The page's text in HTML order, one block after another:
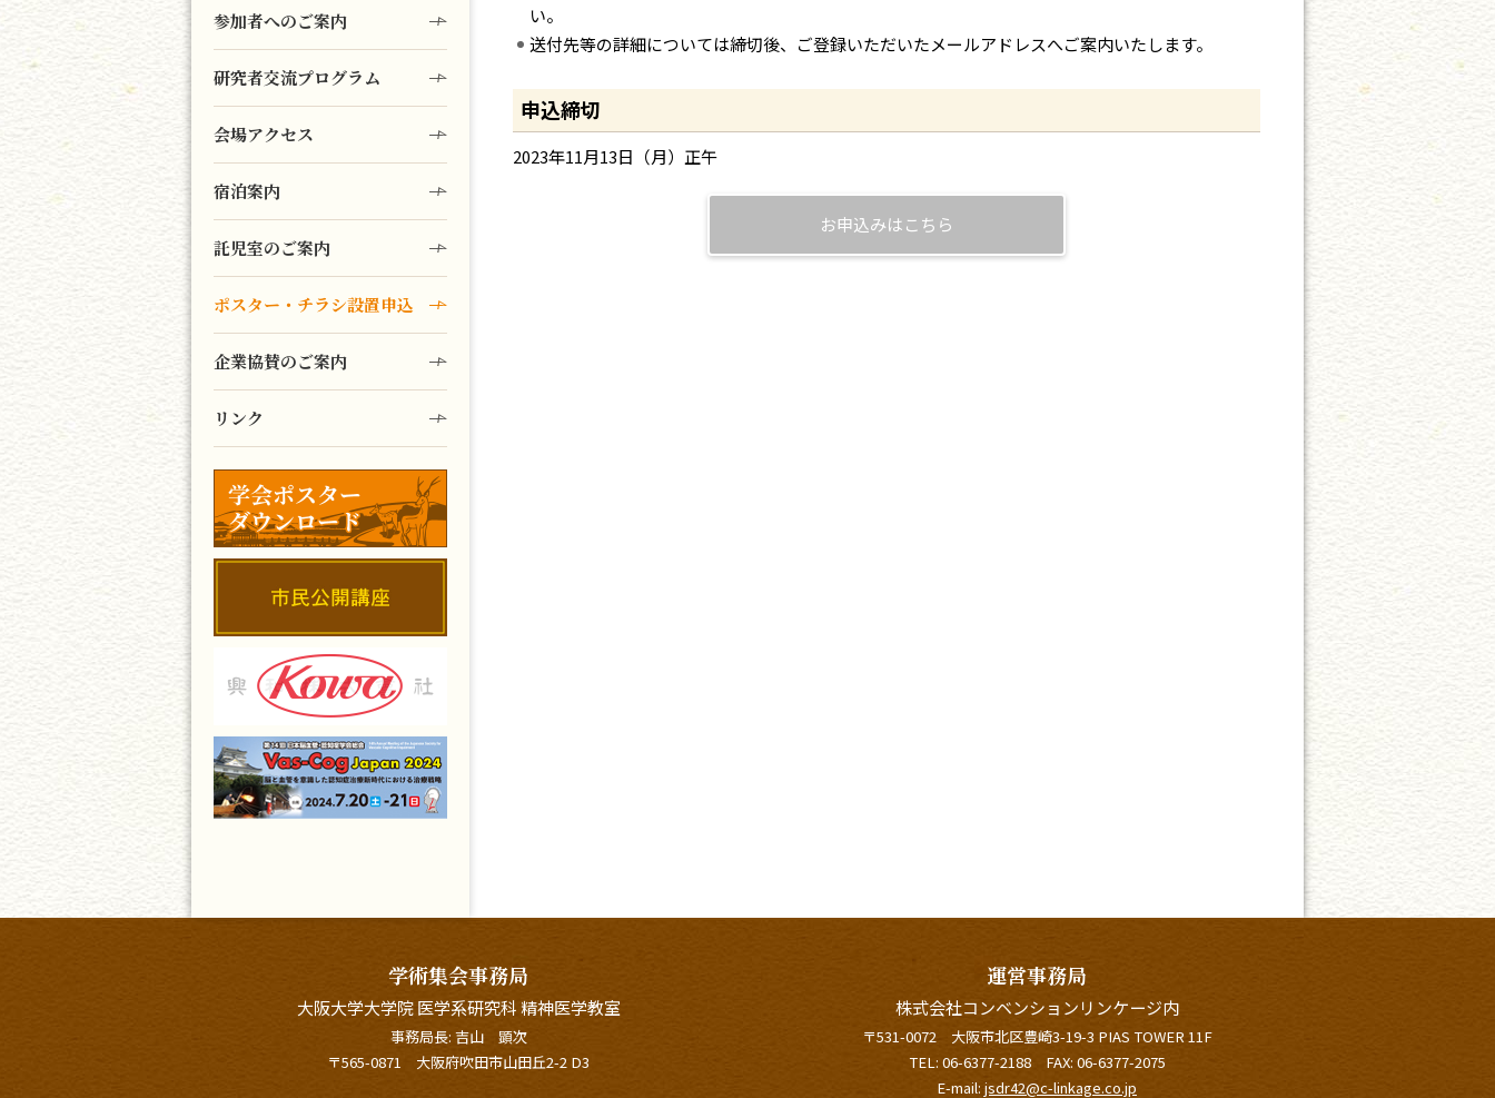
参加者へのご案内
研究者交流プログラム
会場アクセス
宿泊案内
託児室のご案内
ポスター・チラシ設置申込
企業協賛のご案内
リンク
い。
送付先等の詳細については締切後、ご登録いただいたメールアドレスへご案内いたします。
申込締切
2023年11月13日（月）正午
お申込みはこちら
学術集会事務局
大阪大学大学院 医学系研究科 精神医学教室
事務局長: 吉山 顕次
〒565-0871 大阪府吹田市山田丘2-2 D3
運営事務局
株式会社コンベンションリンケージ内
〒531-0072 大阪市北区豊崎3-19-3 PIAS TOWER 11F
TEL: 06-6377-2188FAX: 06-6377-2075
E-mail: jsdr42@c-linkage.co.jp